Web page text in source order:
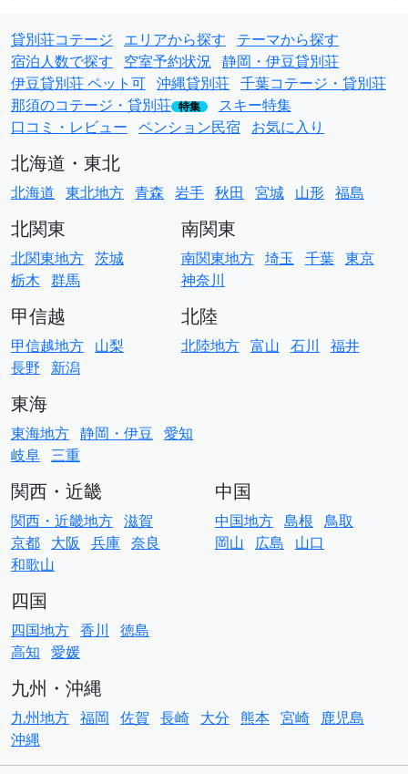
貸別荘コテージ エリアから探す
テーマから探す
宿泊人数で探す
空室予約状況 静岡・伊豆貸別荘
伊豆貸別荘 ペット可 沖縄貸別荘 千葉コテージ・貸別荘
那須のコテージ・貸別荘 特集
スキー特集
口コミ・レビュー ペンション民宿 お気に入り
北海道・東北
北海道 東北地方 青森 岩手 秋田 宮城 山形 福島
北関東
北関東地方 茨城
栃木 群馬
南関東
南関東地方 埼玉 千葉 東京
神奈川
甲信越
甲信越地方 山梨
長野
新潟
北陸
北陸地方 富山 石川 福井
東海
東海地方 静岡・伊豆 愛知
岐阜 三重
関西・近畿
関西・近畿地方 滋賀
京都 大阪 兵庫 奈良
和歌山
中国
中国地方 島根 鳥取
岡山
広島 山口
四国
四国地方 香川
徳島
高知 愛媛
九州・沖縄
九州地方 福岡 佐賀 長崎 大分 熊本 宮崎
鹿児島
沖縄